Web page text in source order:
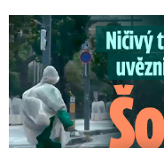
Ničivý tajfun uvěznil